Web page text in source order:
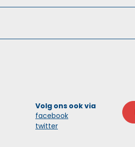
Volg ons ook via
facebook
twitter